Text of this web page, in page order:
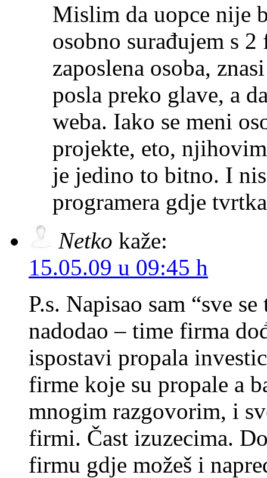
Mislim da uopce nije
osobno surađujem s
zaposlena osoba,
posla preko glave, a
weba. Iako se meni
projekte, eto,
je jedino to bitno. I
programera gdje
Netko kaže:
15.05.09 u 09:45 h
P.s. Napisao sam “sve
nadodao – time firma
ispostavi propala
firme koje su propale a
mnogim razgovorim, i
firmi. Čast izuzecima.
firmu gdje možeš i